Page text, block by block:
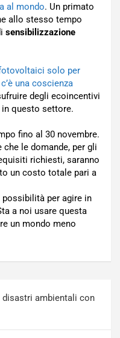
al mondo. Un primato
allo stesso tempo
sensibilizzazione
solo per
una coscienza
degli ecoincentivi
questo settore.
fino al 30 novembre.
le domande, per gli
richiesti, saranno
un costo totale pari a
possibilità per agire in
a noi usare questa
un mondo meno
disastri ambientali con